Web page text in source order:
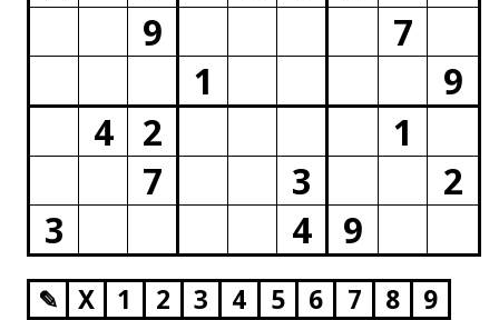
9
7
1
9
4
2
1
7
3
2
3
4 9
✎ X 1 2 3 4 5 6 7 8 9